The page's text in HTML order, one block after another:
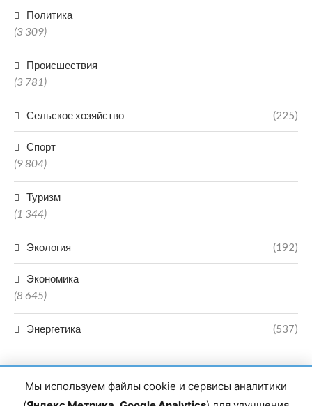
Политика
(3 309)
Происшествия
(3 781)
Сельское хозяйство (225)
Спорт
(9 804)
Туризм
(1 344)
Экология (192)
Экономика
(8 645)
Энергетика (537)
Мы используем файлы cookie и сервисы аналитики